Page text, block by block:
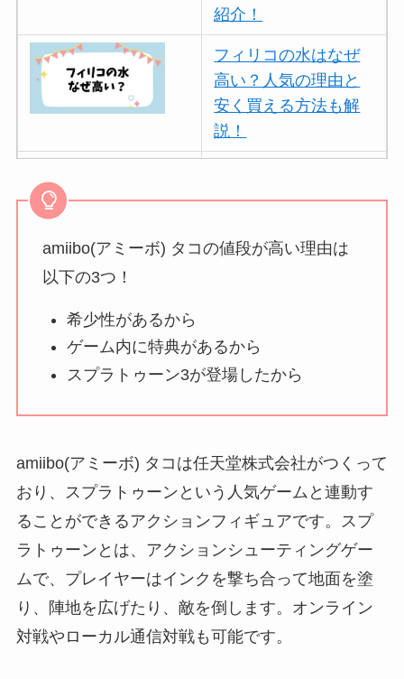
紹介！
フィリコの水はなぜ
高い？人気の理由と
安く買える方法も解
説！
ンはなぜ人気？3つの
を紹介！
気？安く買う方法も
解説！
理由は？3つの理由と
口コミ・評判を紹
介！
想夫恋はなぜ高い？
人気の理由と安く買
える方法も解説！
アレクサンドルドゥ
amiibo(アミーボ) タコの値段が高い理由は
以下の3つ！
希少性があるから
ゲーム内に特典があるから
スプラトゥーン3が登場したから
amiibo(アミーボ) タコは任天堂株式会社がつくって
おり、スプラトゥーンという人気ゲームと連動す
ることができるアクションフィギュアです。スプ
ラトゥーンとは、アクションシューティングゲー
ムで、プレイヤーはインクを撃ち合って地面を塗
り、陣地を広げたり、敵を倒します。オンライン
対戦やローカル通信対戦も可能です。